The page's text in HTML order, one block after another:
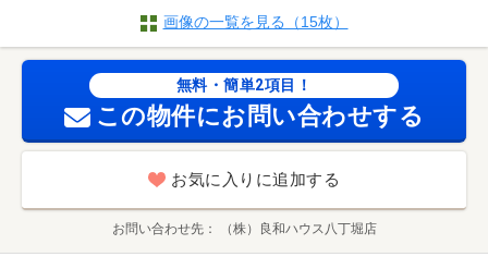
画像の一覧を見る（15枚）
無料・簡単2項目！
この物件にお問い合わせする
お気に入りに追加する
お問い合わせ先 （株）良和ハウス八丁堀店